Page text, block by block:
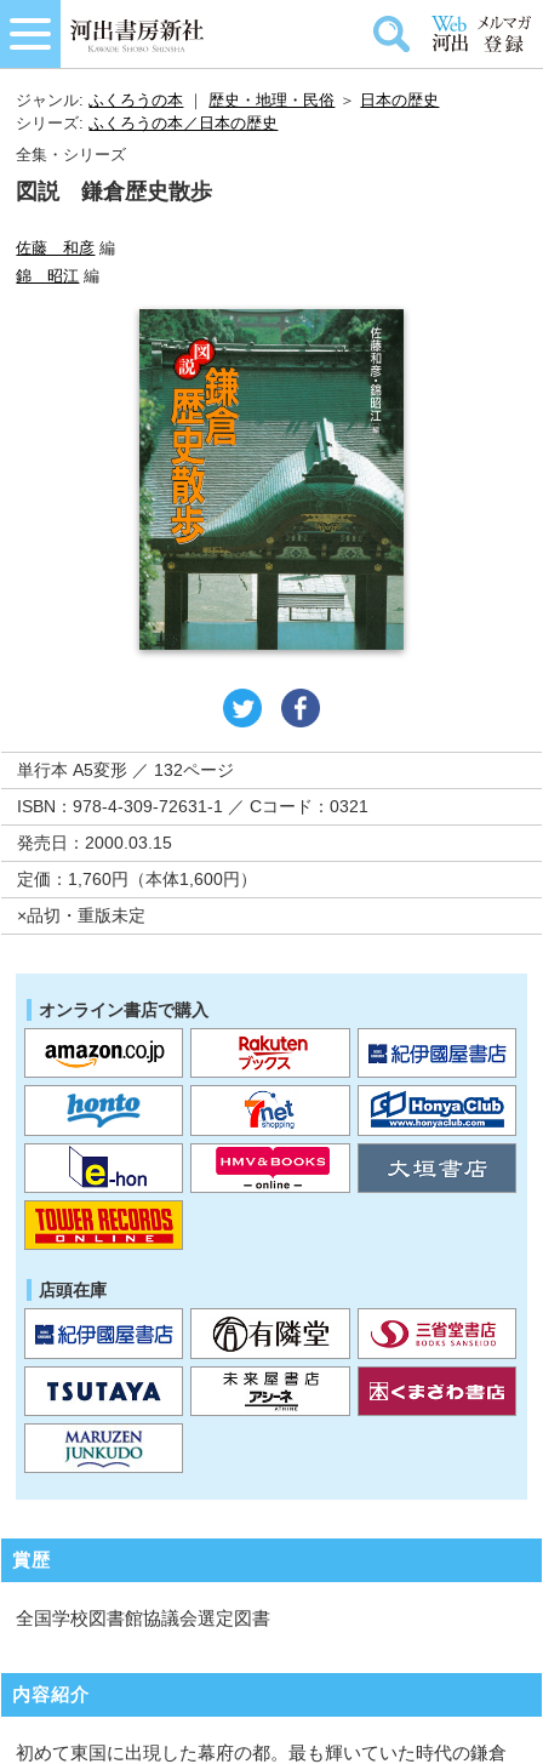
ジャンル:ふくろうの本 ｜歴史・地理・民俗 ＞
日本の歴史
シリーズ:ふくろうの本／日本の歴史
全集・シリーズ
図説 鎌倉歴史散歩
佐藤 和彦 編
錦 昭江 編
単行本 A5変形 ／ 132ページ
ISBN：978-4-309-72631-1 ／ Cコード：0321
発売日：2000.03.15
定価：1,760円（本体1,600円）
×品切・重版未定
オンライン書店で購入
店頭在庫
賞歴
全国学校図書館協議会選定図書
内容紹介
初めて東国に出現した幕府の都。最も輝いていた時代の鎌倉